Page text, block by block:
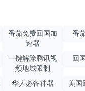
番茄免费回国加
速器
番
一键解除腾讯视
频地域限制
回
华人必备神器 美国